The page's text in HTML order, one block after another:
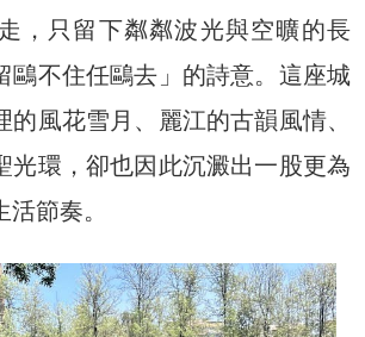
，只留下粼粼波光與空曠的長
鷗不住任鷗去」的詩意。這座城
的風花雪月、麗江的古韻風情、
光環，卻也因此沉澱出一股更為
節奏。